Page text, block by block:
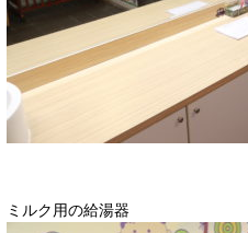
ミルク用の給湯器